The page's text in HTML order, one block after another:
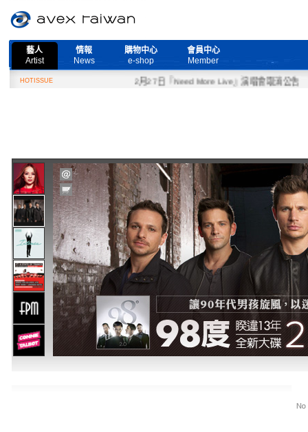
藝人
Artist
情報
News
購物中心
e-shop
會員中心
Member
HOTISSUE 2月27日『Need More Live』演唱會取消公告